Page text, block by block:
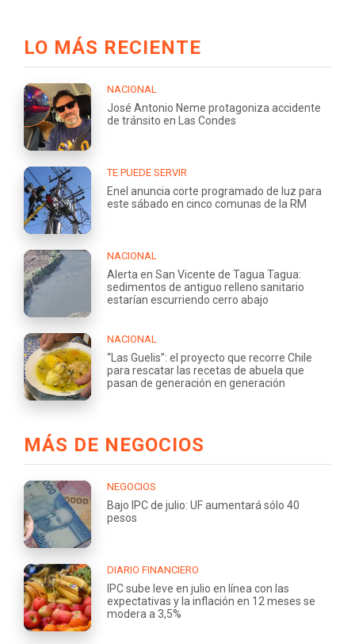
LO MÁS RECIENTE
NACIONAL
José Antonio Neme protagoniza accidente
de tránsito en Las Condes
TE PUEDE SERVIR
Enel anuncia corte programado de luz para
este sábado en cinco comunas de la RM
NACIONAL
Alerta en San Vicente de Tagua Tagua:
sedimentos de antiguo relleno sanitario
estarían escurriendo cerro abajo
NACIONAL
“Las Guelis”: el proyecto que recorre Chile
para rescatar las recetas de abuela que
pasan de generación en generación
MÁS DE NEGOCIOS
NEGOCIOS
Bajo IPC de julio: UF aumentará sólo 40
pesos
DIARIO FINANCIERO
IPC sube leve en julio en línea con las
expectativas y la inflación en 12 meses se
modera a 3,5%